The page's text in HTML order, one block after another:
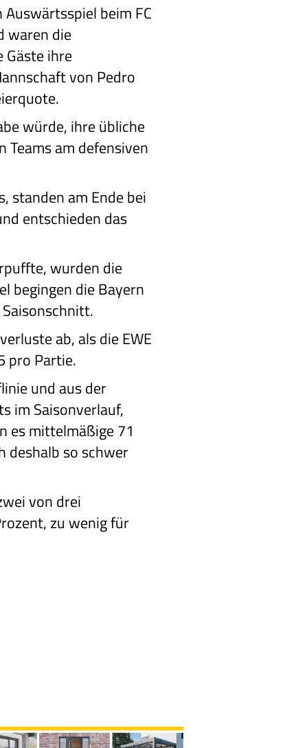
beim FC
waren die
Gäste ihre
von Pedro
würde, ihre übliche
am defensiven
standen am Ende bei
entschieden das
wurden die
begingen die Bayern
ab, als die EWE
pro Partie.
und aus der
im Saisonverlauf,
es mittelmäßige 71
deshalb so schwer
von drei
zu wenig für